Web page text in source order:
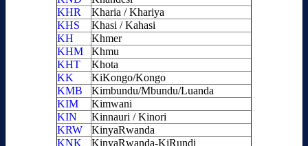
KHR
Kharia / Khariya
KHS
Khasi / Kahasi
KH
Khmer
KHM
Khmu
KHT
Khota
KK
KiKongo/Kongo
KMB
Kimbundu/Mbundu/Luanda
KIM
Kimwani
KIN
Kinnauri / Kinori
KRW
KinyaRwanda
KNK
KinyaRwanda-KiRundi